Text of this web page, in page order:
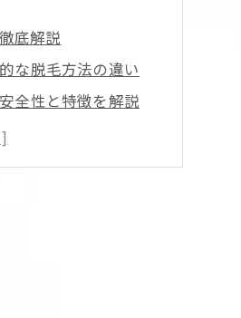
底解説
な脱毛方法の違い
全性と特徴を解説
る理由を掘り下げる
脱毛の比較ポイント
最新事情
原因と対処法